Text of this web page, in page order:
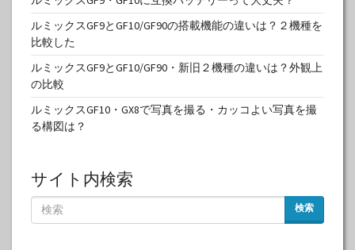
ルミックスGF9とGF10/GF90の搭載機能の違いは？２機種を
比較した
ルミックスGF9とGF10/GF90・新旧２機種の違いは？外観上
の比較
ルミックスGF10・GX8で写真を撮る・カッコよい写真を撮
る構図は？
サイト内検索
検索